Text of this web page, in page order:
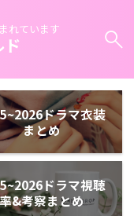
れています
ドラマ衣装
まとめ
ドラマ視聴
率&考察まとめ